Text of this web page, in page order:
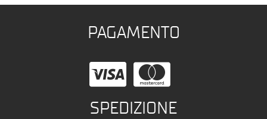
PAGAMENTO
SPEDIZIONE